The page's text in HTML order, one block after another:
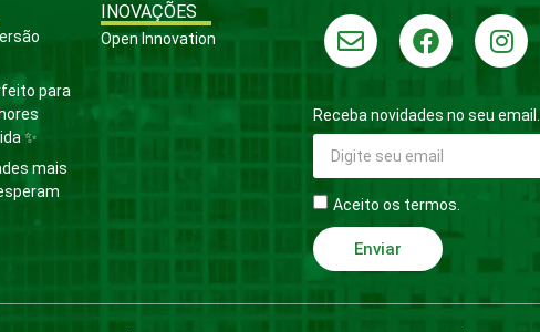
para
✨
mais
INOVAÇÕES
Open Innovation
Receba novidades no seu email.
Aceito os termos.
Enviar